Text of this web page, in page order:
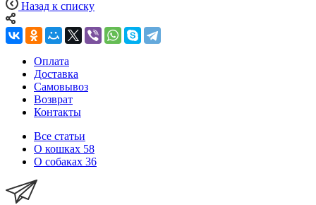
Назад к списку
Оплата
Доставка
Самовывоз
Возврат
Контакты
Все статьи
О кошках 58
О собаках 36